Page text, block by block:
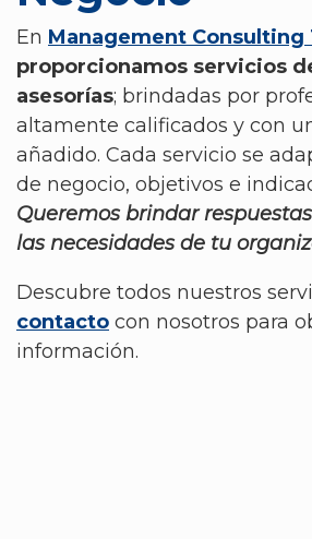
En Management Consulting
proporcionamos servicios
asesorías; brindadas por
altamente calificados y con
añadido. Cada servicio se
de negocio, objetivos e
Queremos brindar
las necesidades de tu
Descubre todos nuestros
contacto con nosotros para
información.